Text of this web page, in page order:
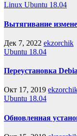
Linux Ubuntu 18.04
Вытягивание
Дек 7, 2022 ekzorchik
Ubuntu 18.04
Переустановка
Окт 17, 2019
Ubuntu 18.04
Обновленная